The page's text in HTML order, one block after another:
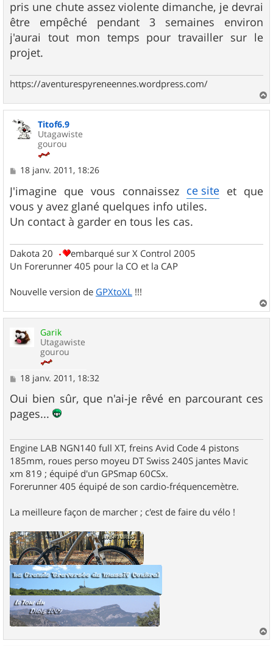
pris une chute assez violente dimanche, je devrai
être empêché pendant 3 semaines environ
j'aurai tout mon temps pour travailler sur le
projet.
https://aventurespyreneennes.wordpress.com/
a
Titof6.9
Utagawiste
gourou
M
s
s
a
g
e
18 janv. 2011, 18:26
J'imagine que vous connaissez ce site et que
vous y avez glané quelques info utiles.
Un contact à garder en tous les cas.
Dakota 20
embarqué sur X Control 2005
Un Forerunner 405 pour la CO et la CAP
Nouvelle version de GPXtoXL !!!
a
Garik
Utagawiste
gourou
M
s
s
a
18 janv. 2011, 18:32
Oui bien sûr, que n'ai-je rêvé en parcourant ces
pages...
Engine LAB NGN140 full XT, freins Avid Code 4 pistons
185mm, roues perso moyeu DT Swiss 240S jantes Mavic
xm 819 ; équipé d'un GPSmap 60CSx.
Forerunner 405 équipé de son cardio-fréquencemètre.
La meilleure façon de marcher ; c'est de faire du vélo !
a